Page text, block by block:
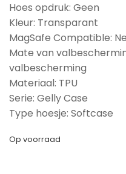
Hoes opdruk: Geen
Kleur: Transparant
MagSafe Compatible:
Mate van
valbescherming
Materiaal: TPU
Serie: Gelly Case
Type hoesje: Softcase
Op voorraad